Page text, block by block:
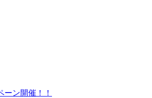
ーン開催！！